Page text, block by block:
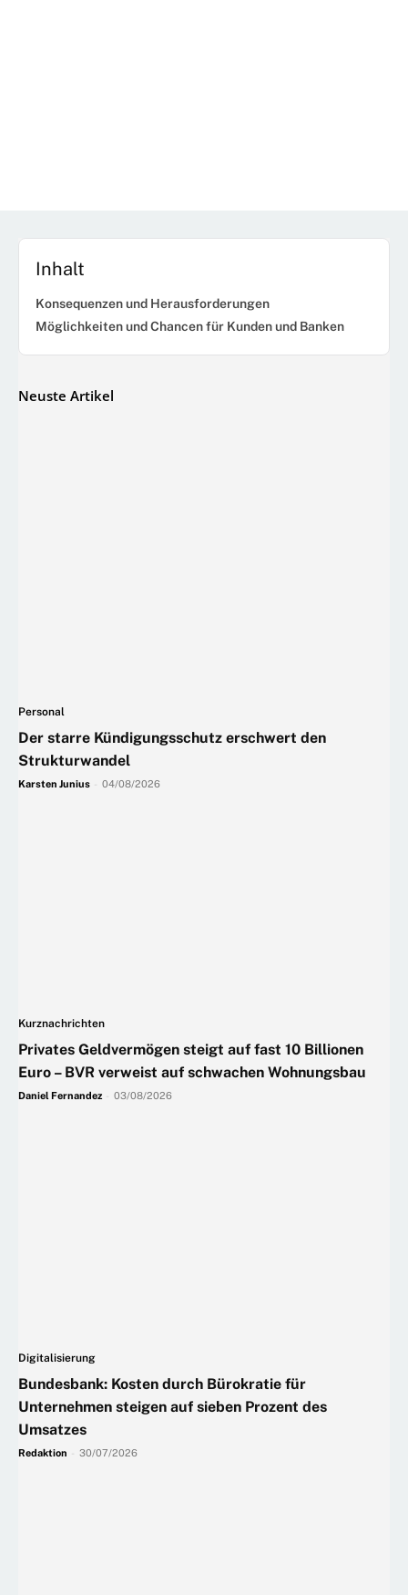
Inhalt
Konsequenzen und Herausforderungen
Möglichkeiten und Chancen für Kunden und Banken
Neuste Artikel
Personal
Der starre Kündigungsschutz erschwert den
Strukturwandel
Karsten Junius 04/08/2026
Kurznachrichten
Privates Geldvermögen steigt auf fast 10 Billionen
Euro – BVR verweist auf schwachen Wohnungsbau
Daniel Fernandez 03/08/2026
Digitalisierung
Bundesbank: Kosten durch Bürokratie für
Unternehmen steigen auf sieben Prozent des
Umsatzes
Redaktion 30/07/2026